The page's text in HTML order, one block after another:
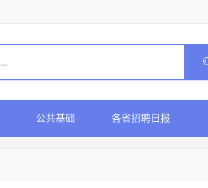
公共基础 各省招聘日报